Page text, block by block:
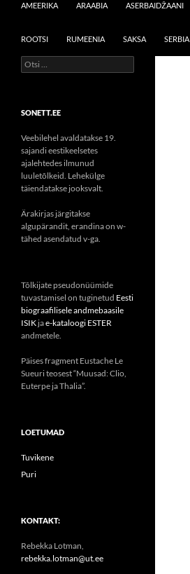
AMEERIKA
ARAABIA ASERBAIDŽAANI
ROOTSI RUMEENIA SAKSA SERBIA
Otsi:
SONETT.EE
Veebilehel avaldatakse 19.
sajandi eestikeelsetes
ajalehtedes ilmunud
luuletõlkeid. Lehekülge
täiendatakse jooksvalt.
Ärakirjas järgitakse
algupärandit, erandina on w-
tähed asendatud v-ga.
Tõlkijate pseudonüümide
tuvastamisel on tuginetud Eesti
biograafilisele andmebaasile
ISIK jae-kataloogi ESTER
andmetele.
Päises fragment Eustache Le
Sueuri teosest “Muusad: Clio,
Euterpe ja Thalia”.
LOETUMAD
Tuvikene
Puri
KONTAKT:
Rebekka Lotman,
rebekka.lotman@ut.ee